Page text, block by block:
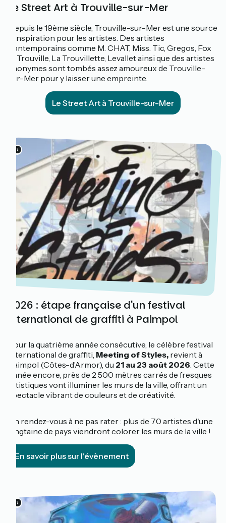
Le Street Art à Trouville-sur-Mer
Depuis le 19ème siècle, Trouville-sur-Mer est une source
d’inspiration pour les artistes. Des artistes
contemporains comme M. CHAT, Miss. Tic, Gregos, Fox
in Trouville, La Trouvillette, Levallet ainsi que des artistes
anonymes sont tombés assez amoureux de Trouville-
sur-Mer pour y laisser une empreinte.
Le Street Art à Trouville-sur-Mer
2026 : étape française d'un festival
international de graffiti à Paimpol
Pour la quatrième année consécutive, le célèbre festival
international de graffiti, Meeting of Styles, revient à
Paimpol (Côtes-d’Armor), du 21 au 23 août 2026. Cette
année encore, près de 2 500 mètres carrés de fresques
artistiques vont illuminer les murs de la ville, offrant un
spectacle vibrant de couleurs et de créativité.
Un rendez-vous à ne pas rater : plus de 70 artistes d'une
vingtaine de pays viendront colorer les murs de la ville !
En savoir plus sur l'évènement